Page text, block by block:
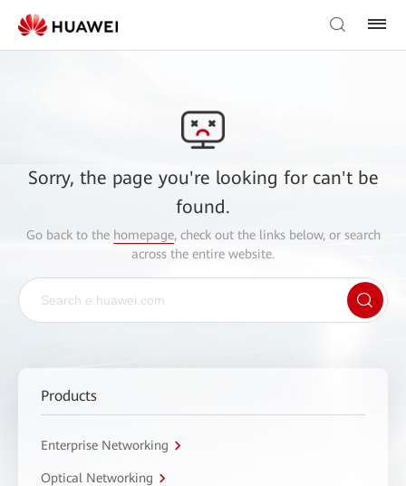
Sorry, the page you're looking for can't be
found.
Go back to the homepage, check out the links below, or search
across the entire website.
Products
Enterprise Networking
Optical Networking